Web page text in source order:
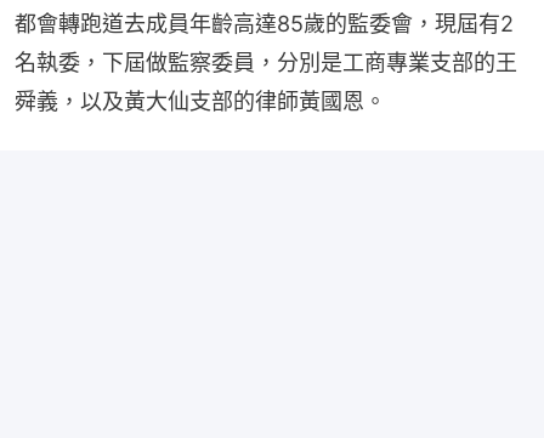
都會轉跑道去成員年齡高達85歲的監委會，現屆有2
名執委，下屆做監察委員，分別是工商專業支部的王
舜義，以及黃大仙支部的律師黃國恩。